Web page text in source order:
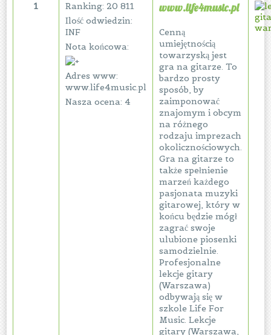
1
Ranking: 20 811
Ilość odwiedzin:
INF
Nota końcowa:
Adres www:
www.life4music.pl
Nasza ocena: 4
www.life4music.pl
Cenną
umiejętnością
towarzyską jest
gra na gitarze. To
bardzo prosty
sposób, by
zaimponować
znajomym i obcym
na różnego
rodzaju imprezach
okolicznościowych.
Gra na gitarze to
także spełnienie
marzeń każdego
pasjonata muzyki
gitarowej, który w
końcu będzie mógł
zagrać swoje
ulubione piosenki
samodzielnie.
Profesjonalne
lekcje gitary
(Warszawa)
odbywają się w
szkole Life For
Music. Lekcje
gitary (Warszawa,